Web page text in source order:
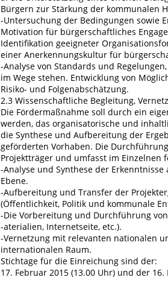
Bürgern zur Stärkung der kommunalen
-Untersuchung der Bedingungen sowie
Motivation für bürgerschaftliches
Identifikation geeigneter
einer Anerkennungskultur für
-Analyse von Standards und
im Wege stehen. Entwicklung von
Risiko- und Folgenabschätzung.
2.3 Wissenschaftliche Begleitung,
Die Fördermaßnahme soll durch ein
werden, das organisato­rische und
die Synthese und Aufbereitung der
geförderten Vorhaben. Die
Projektträger und umfasst im Einzelnen
-Analyse und Synthese der
Ebene.
-Aufbereitung und Transfer der
(Öffentlichkeit, Politik und kommunale
-Die Vorbereitung und Durchführung
-aterialien, Internetseite, etc.).
-Vernetzung mit relevanten nationalen
internationalen Raum.
Stichtage für die Einreichung sind der:
17. Februar 2015 (13.00 Uhr) und der